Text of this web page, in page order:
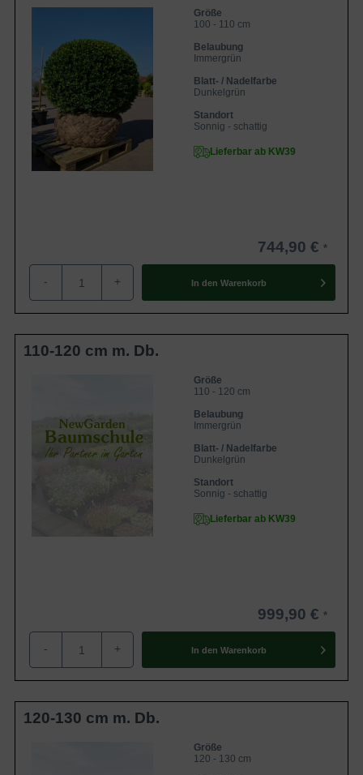
Größe
100 - 110 cm
Belaubung
Immergrün
Blatt- / Nadelfarbe
Dunkelgrün
Standort
Sonnig - schattig
Lieferbar ab KW39
744,90 €
- + In den Warenkorb
110-120 cm m. Db.
Größe
110 - 120 cm
Belaubung
Immergrün
Blatt- / Nadelfarbe
Dunkelgrün
Standort
Sonnig - schattig
Lieferbar ab KW39
999,90 €
- + In den Warenkorb
120-130 cm m. Db.
Größe
120 - 130 cm